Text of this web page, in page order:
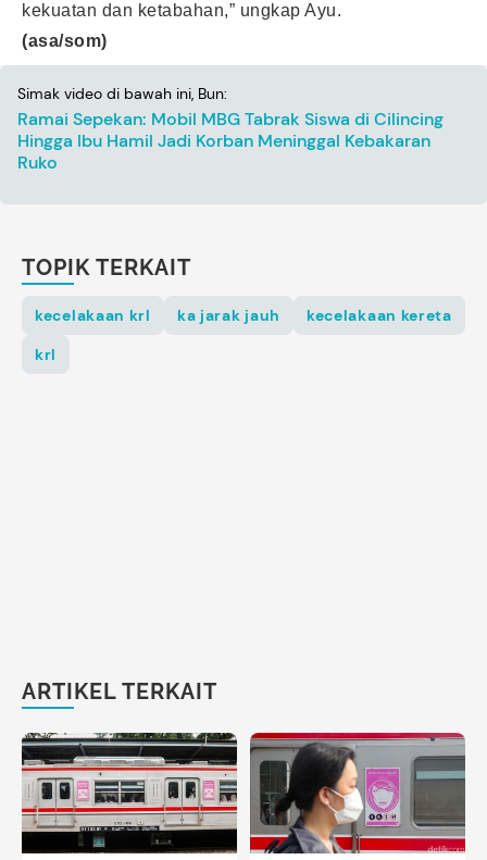
kekuatan dan ketabahan,” ungkap Ayu.
(asa/som)
Simak video di bawah ini, Bun:
Ramai Sepekan: Mobil MBG Tabrak Siswa di Cilincing
Hingga Ibu Hamil Jadi Korban Meninggal Kebakaran
Ruko
TOPIK TERKAIT
kecelakaan krl ka jarak jauh
kecelakaan kereta
krl
ARTIKEL TERKAIT